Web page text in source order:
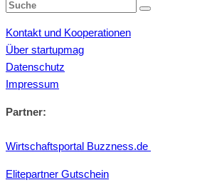
Kontakt und Kooperationen
Über startupmag
Datenschutz
Impressum
Partner:
Wirtschaftsportal Buzzness.de
Elitepartner Gutschein